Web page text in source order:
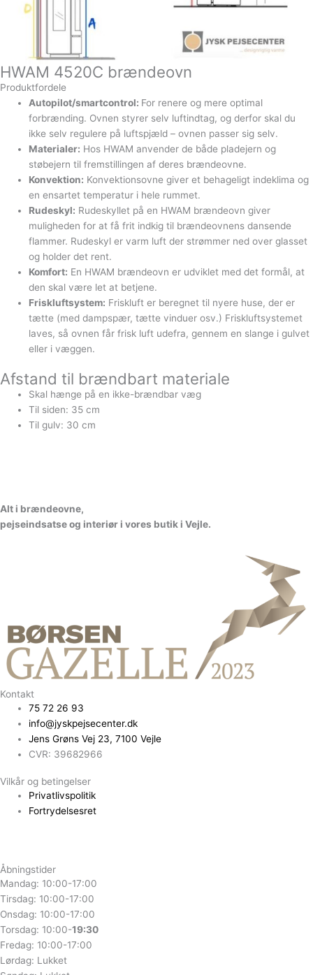
HWAM 4520C brændeovn
Produktfordele
Autopilot/smartcontrol: For renere og mere optimal
forbrænding. Ovnen styrer selv luftindtag, og derfor skal du
ikke selv regulere på luftspjæld – ovnen passer sig selv.
Materialer: Hos HWAM anvender de både pladejern og
støbejern til fremstillingen af deres brændeovne.
Konvektion: Konvektionsovne giver et behageligt indeklima og
en ensartet temperatur i hele rummet.
Rudeskyl: Rudeskyllet på en HWAM brændeovn giver
muligheden for at få frit indkig til brændeovnens dansende
flammer. Rudeskyl er varm luft der strømmer ned over glasset
og holder det rent.
Komfort: En HWAM brændeovn er udviklet med det formål, at
den skal være let at betjene.
Friskluftsystem: Friskluft er beregnet til nyere huse, der er
tætte (med dampspær, tætte vinduer osv.) Friskluftsystemet
laves, så ovnen får frisk luft udefra, gennem en slange i gulvet
eller i væggen.
Afstand til brændbart materiale
Skal hænge på en ikke-brændbar væg
Til siden: 35 cm
Til gulv: 30 cm
Alt i brændeovne,
pejseindsatseog interiør i vores butik i Vejle.
Kontakt
75 72 26 93
info@jyskpejsecenter.dk
Jens Grøns Vej 23, 7100 Vejle
CVR: 39682966
Vilkår og betingelser
Privatlivspolitik
Fortrydelsesret
Åbningstider
Mandag: 10:00-17:00
Tirsdag: 10:00-17:00
Onsdag: 10:00-17:00
Torsdag: 10:00-19:30
Fredag: 10:00-17:00
Lørdag: Lukket